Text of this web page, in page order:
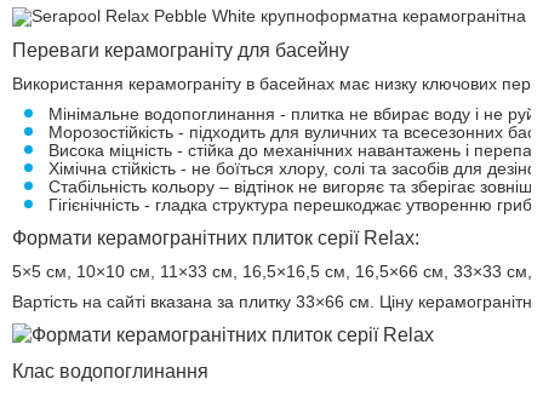
Переваги керамограніту для басейну
Використання керамограніту в басейнах має низку ключових
Мінімальне водопоглинання - плитка не вбирає воду і не
Морозостійкість - підходить для вуличних та всесезонних
Висока міцність - стійка до механічних навантажень і
Хімічна стійкість - не боїться хлору, солі та засобів для
Стабільність кольору – відтінок не вигоряє та зберігає
Гігієнічність - гладка структура перешкоджає утворенню
Формати керамогранітних плиток серії Relax:
5×5 см, 10×10 см, 11×33 см, 16,5×16,5 см, 16,5×66 см, 33×33 см,
Вартість на сайті вказана за плитку 33×66 см. Ціну
Клас водопоглинання